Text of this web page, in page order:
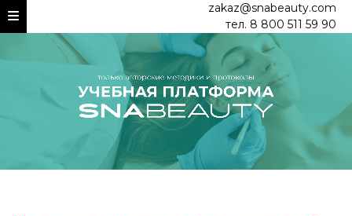
zakaz@snabeauty.com
тел. 8 800 511 59 90